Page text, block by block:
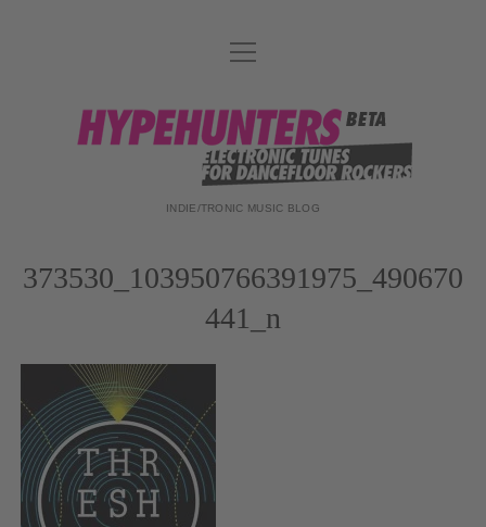
DATENSCHUTZ
DJ-TEAM
ABOUT
Menü
öffnen
hypehunters
INDIE/TRONIC MUSIC BLOG
373530_103950766391975_490670
441_n